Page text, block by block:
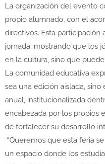
La organización del evento
propio alumnado, con el
directivos. Esta participación
jornada, mostrando que los
en la cultura, sino que
La comunidad educativa
sea una edición aislada,
anual, institucionalizada
encabezada por los propios
de fortalecer su desarrollo
“Queremos que esta feria
un espacio donde los